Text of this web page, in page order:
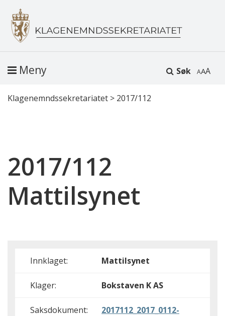
Søk A
Meny
Klagenemndssekretariatet > 2017/112
2017/112
Mattilsynet
Innklaget: Mattilsynet
Klager: Bokstaven K AS
Saksdokument:
2017112_2017_0112-